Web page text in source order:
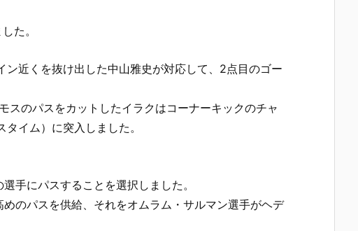
た。
近くを抜け出した中山雅史が対応して、2点目のゴー
のパスをカットしたイラクはコーナーキックのチャ
イム）に突入しました。
手にパスすることを選択しました。
のパスを供給、それをオムラム・サルマン選手がヘデ